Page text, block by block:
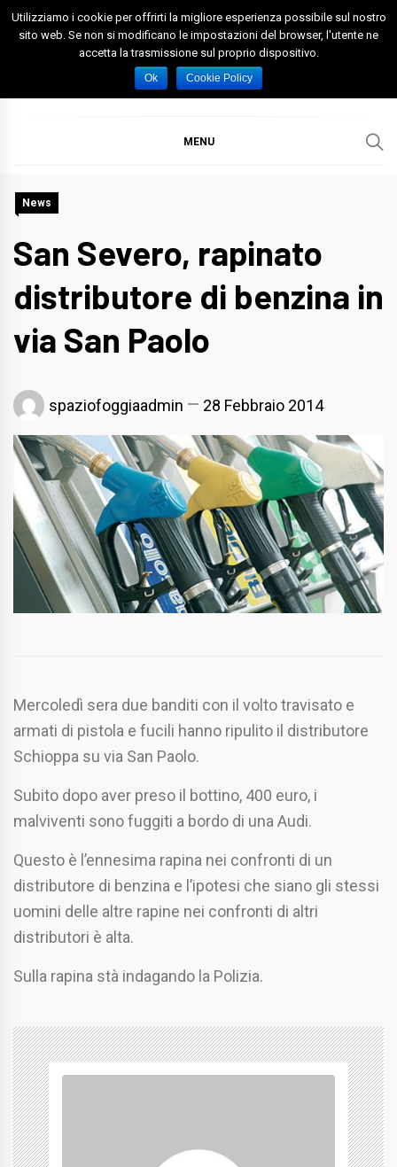
Skip
Spazio Foggia
Foggia News Calcio Eventi e Attività nella Capitanata
MENU
News
San Severo, rapinato
distributore di benzina in
via San Paolo
spaziofoggiaadmin 28 Febbraio 2014
Mercoledì sera due banditi con il volto travisato e
armati di pistola e fucili hanno ripulito il distributore
Schioppa su via San Paolo.
Subito dopo aver preso il bottino, 400 euro, i
malviventi sono fuggiti a bordo di una Audi.
Questo è l’ennesima rapina nei confronti di un
distributore di benzina e l’ipotesi che siano gli stessi
uomini delle altre rapine nei confronti di altri
distributori è alta.
Sulla rapina stà indagando la Polizia.
Utilizziamo i cookie per offrirti la migliore esperienza possibile sul nostro
sito web. Se non si modificano le impostazioni del browser, l'utente ne
accetta la trasmissione sul proprio dispositivo.
Ok Cookie Policy